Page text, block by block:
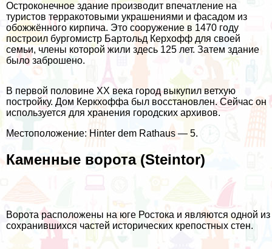
Остроконечное здание производит впечатление на
туристов терракотовыми украшениями и фасадом из
обожжённого кирпича. Это сооружение в 1470 году
построил бургомистр Бартольд Керхофф для своей
семьи, члены которой жили здесь 125 лет. Затем здание
было заброшено.
В первой половине XX века город выкупил ветхую
постройку. Дом Керкхоффа был восстановлен. Сейчас он
используется для хранения городских архивов.
Местоположение: Hinter dem Rathaus — 5.
Каменные ворота (Steintor)
Ворота расположены на юге Ростока и являются одной из
сохранившихся частей исторических крепостных стен.